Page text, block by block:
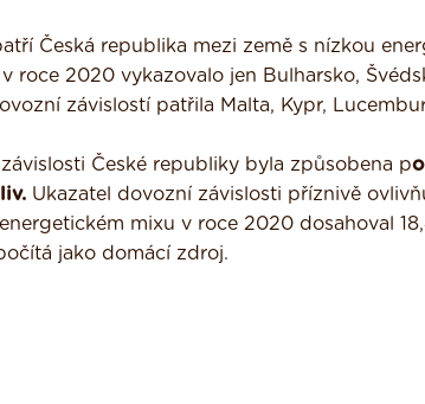
Česká republika mezi země s nízkou
roce 2020 vykazovalo jen Bulharsko,
závislostí patřila Malta, Kypr,
České republiky byla způsobena p
Ukazatel dovozní závislosti příznivě
mixu v roce 2020 dosahoval
jako domácí zdroj.